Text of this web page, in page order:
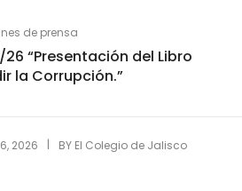
de prensa
“Presentación del Libro
la Corrupción.”
2026 | BY El Colegio de Jalisco